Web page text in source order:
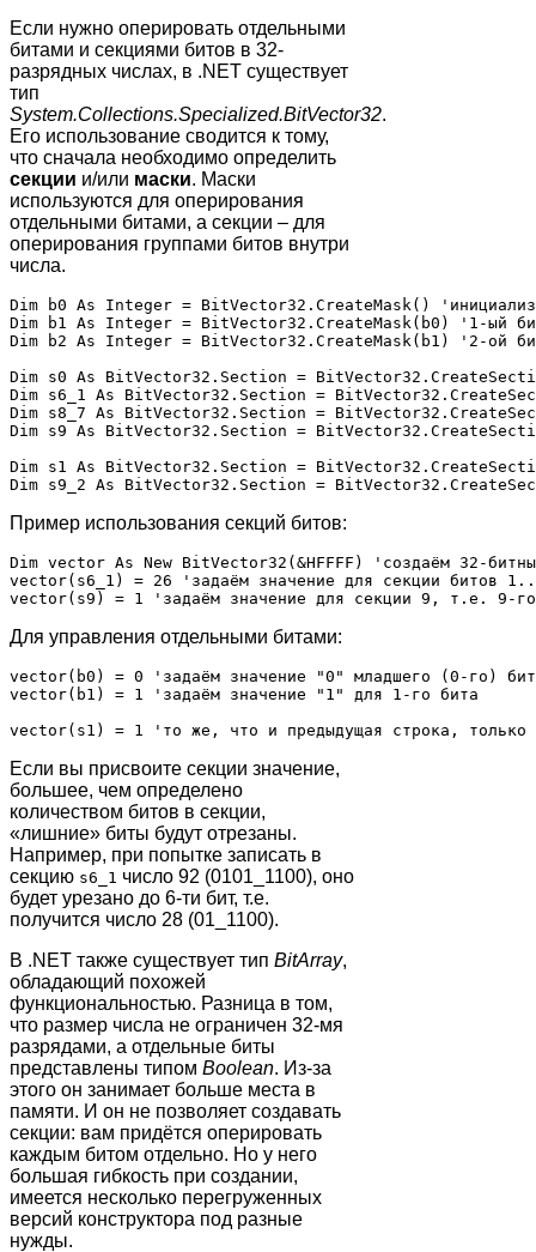
Если нужно оперировать отдельными
битами и секциями битов в 32-
разрядных числах, в .NET существует
тип
System.Collections.Specialized.BitVector32.
Его использование сводится к тому,
что сначала необходимо определить
секции и/или маски. Маски
используются для оперирования
отдельными битами, а секции – для
оперирования группами битов внутри
числа.
Dim b0 As Integer = BitVector32.CreateMask()
Dim b1 As Integer = BitVector32.CreateMask(b0) '1-ый
Dim b2 As Integer = BitVector32.CreateMask(b1) '2-ой
Dim s0 As BitVector32.Section =
Dim s6_1 As BitVector32.Section =
Dim s8_7 As BitVector32.Section =
Dim s9 As BitVector32.Section =
Dim s1 As BitVector32.Section =
Пример использования секций битов:
Dim vector As New BitVector32(&HFFFF) 'создаём 32-
vector(s6_1) = 26 'задаём значение для секции битов
Для управления отдельными битами:
vector(b0) = 0 'задаём значение "0" младшего (0-го)
vector(b1) = 1 'задаём значение "1" для 1-го бита
Если вы присвоите секции значение,
большее, чем определено
количеством битов в секции,
«лишние» биты будут отрезаны.
Например, при попытке записать в
секцию s6_1 число 92 (0101_1100), оно
будет урезано до 6-ти бит, т.е.
получится число 28 (01_1100).
В .NET также существует тип BitArray,
обладающий похожей
функциональностью. Разница в том,
что размер числа не ограничен 32-мя
разрядами, а отдельные биты
представлены типом Boolean. Из-за
этого он занимает больше места в
памяти. И он не позволяет создавать
секции: вам придётся оперировать
каждым битом отдельно. Но у него
большая гибкость при создании,
имеется несколько перегруженных
версий конструктора под разные
нужды.